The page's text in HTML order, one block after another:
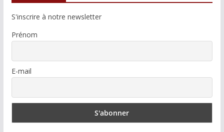
S'inscrire à notre newsletter
Prénom
E-mail